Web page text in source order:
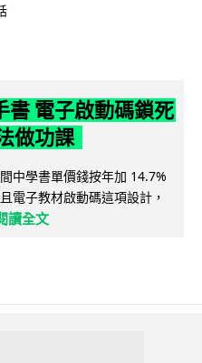
書 電子啟動碼鎖死
做功課
中學書單價錢按年加 14.7%
電子教材啟動碼這項設計，
讀全文